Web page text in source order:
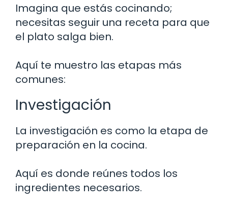
Imagina que estás cocinando;
necesitas seguir una receta para que
el plato salga bien.
Aquí te muestro las etapas más
comunes:
Investigación
La investigación es como la etapa de
preparación en la cocina.
Aquí es donde reúnes todos los
ingredientes necesarios.